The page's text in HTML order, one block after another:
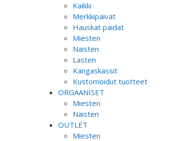
Kaikki
Merkkipäivät
Hauskat paidat
Miesten
Naisten
Lasten
Kangaskassit
Kustomoidut tuotteet
ORGAANISET
Miesten
Naisten
OUTLET
Miesten